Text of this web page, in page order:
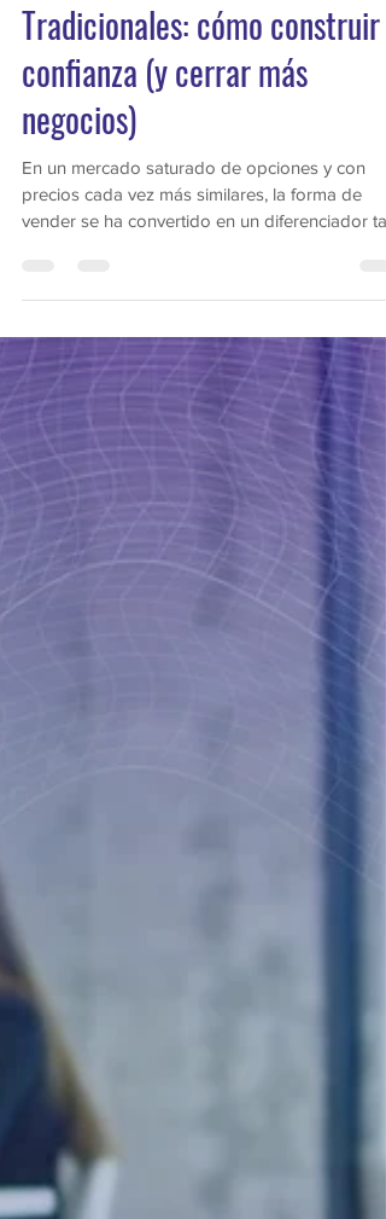
Ventas Consultivas vs.
Tradicionales: cómo construir
confianza (y cerrar más
negocios)
En un mercado saturado de opciones y con
importante como el producto mismo. Mientras
características y cerrar rápido, la venta
se enfoca en escuchar, entender y construir
confianza a largo plazo.